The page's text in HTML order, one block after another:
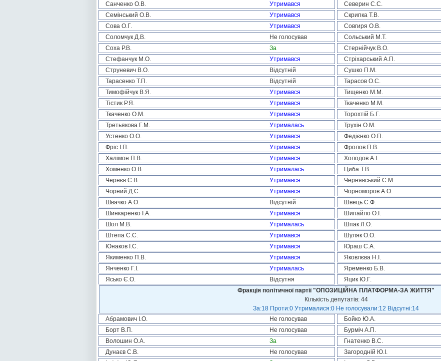
Санченко О.В.
Утримався Северин С.С.
Семінський О.В.
Утримався Скрипка Т.В.
Сова О.Г.
Утримався Совгиря О.В.
Соломчук Д.В.
Не голосував Сольський М.Т.
Соха Р.В.
За Стернійчук В.О.
Стефанчук М.О.
Утримався Стріхарський А.П.
Струневич В.О.
Відсутній Сушко П.М.
Тарасенко Т.П.
Відсутній Тарасов О.С.
Тимофійчук В.Я.
Утримався Тищенко М.М.
Тістик Р.Я.
Утримався Ткаченко М.М.
Ткаченко О.М.
Утримався Торохтій Б.Г.
Третьякова Г.М.
Утрималась Трухін О.М.
Устенко О.О.
Утримався Федієнко О.П.
Фріс І.П.
Утримався Фролов П.В.
Халімон П.В.
Утримався Холодов А.І.
Хоменко О.В.
Утрималась Циба Т.В.
Чернєв Є.В.
Утримався Чернявський С.М.
Чорний Д.С.
Утримався Чорноморов А.О.
Швачко А.О.
Відсутній Швець С.Ф.
Шинкаренко І.А.
Утримався Шипайло О.І.
Шол М.В.
Утрималась Шпак Л.О.
Штепа С.С.
Утримався Шуляк О.О.
Юнаков І.С.
Утримався Юраш С.А.
Якименко П.В.
Утримався Яковлєва Н.І.
Янченко Г.І.
Утрималась Яременко Б.В.
Ясько Є.О.
Відсутня Яцик Ю.Г.
Фракція політичної партії "ОПОЗИЦІЙНА ПЛАТФОРМА-ЗА ЖИТТЯ"
Кількість депутатів: 44
За:18 Проти:0 Утрималися:0 Не голосували:12 Відсутні:14
Абрамович І.О.
Не голосував Бойко Ю.А.
Борт В.П.
Не голосував Бурміч А.П.
Волошин О.А.
За Гнатенко В.С.
Дунаєв С.В.
Не голосував Загородній Ю.І.